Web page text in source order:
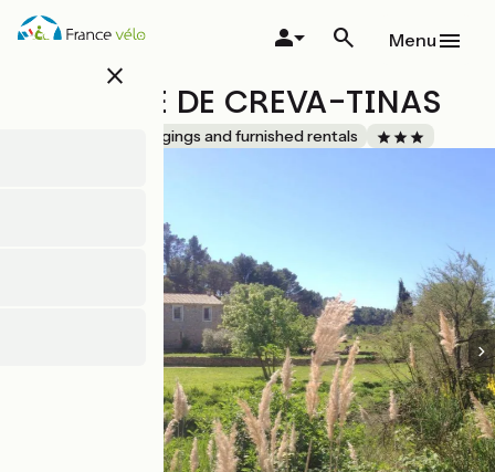
Skip
close
Menu
DOMAINE DE CREVA-TINAS
Lodgings and furnished rentals